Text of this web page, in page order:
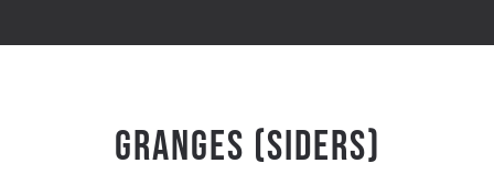
Granges (Siders)